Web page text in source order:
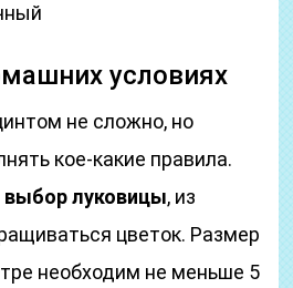
условиях
не сложно, но
кое-какие правила.
выбор луковицы, из
цветок. Размер
необходим не меньше 5